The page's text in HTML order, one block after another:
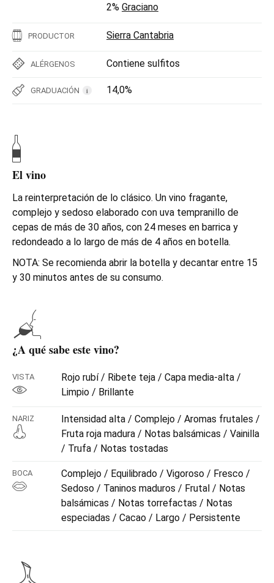
2% Graciano
PRODUCTOR Sierra Cantabria
ALÉRGENOS Contiene sulfitos
GRADUACIÓN i 14,0%
El vino
La reinterpretación de lo clásico. Un vino fragante,
complejo y sedoso elaborado con uva tempranillo de
cepas de más de 30 años, con 24 meses en barrica y
redondeado a lo largo de más de 4 años en botella.
NOTA: Se recomienda abrir la botella y decantar entre 15
y 30 minutos antes de su consumo.
¿A qué sabe este vino?
VISTA
Rojo rubí / Ribete teja / Capa media-alta /
Limpio / Brillante
NARIZ
Intensidad alta / Complejo / Aromas frutales /
Fruta roja madura / Notas balsámicas / Vainilla
/ Trufa / Notas tostadas
BOCA
Complejo / Equilibrado / Vigoroso / Fresco /
Sedoso / Taninos maduros / Frutal / Notas
balsámicas / Notas torrefactas / Notas
especiadas / Cacao / Largo / Persistente